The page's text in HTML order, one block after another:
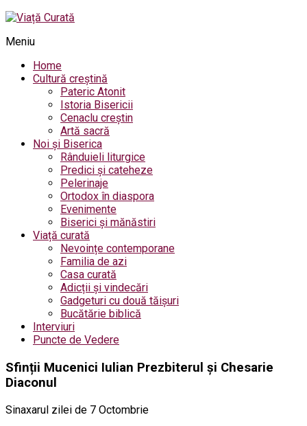
Meniu
Home
Cultură creștină
Pateric Atonit
Istoria Bisericii
Cenaclu creștin
Artă sacră
Noi și Biserica
Rânduieli liturgice
Predici și cateheze
Pelerinaje
Ortodox în diaspora
Evenimente
Biserici și mănăstiri
Viață curată
Nevoințe contemporane
Familia de azi
Casa curată
Adicții și vindecări
Gadgeturi cu două tăișuri
Bucătărie biblică
Interviuri
Puncte de Vedere
Sfinții Mucenici Iulian Prezbiterul și Chesarie
Diaconul
Sinaxarul zilei de 7 Octombrie